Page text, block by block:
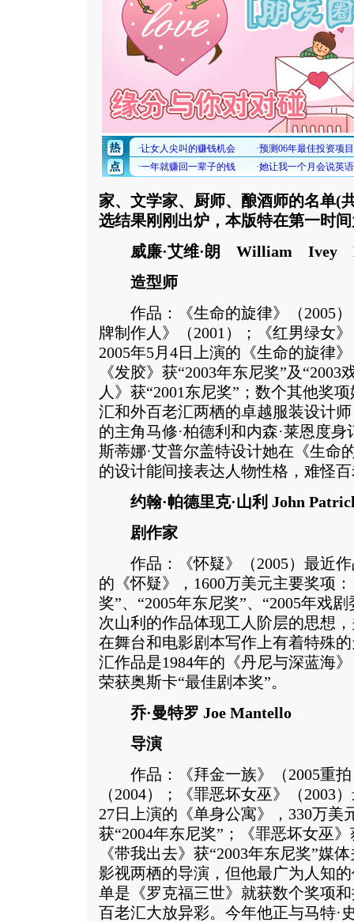
家、文学家、厨师、酿酒师的名单(
选结果刚刚出炉，本版特在第一时
威廉·艾维·朗 William Ivey
造型师
作品：《生命的旋律》（2005）
牌制作人》（2001）；《红男绿女
2005年5月4日上演的《生命的旋律
《发胶》获“2003年东尼奖”及
人》获“2001东尼奖”；数个其他奖
汇和外百老汇两栖的卓越服装设计
的主角马修·柏德利和内森·莱恩度
斯蒂娜·艾普尔盖特设计她在《生命
的设计能间接表达人物性格，难怪
约翰·帕德里克·山利 John
剧作家
作品：《怀疑》（2005）最近作
的《怀疑》，1600万美元主要奖项
奖”、“2005年东尼奖”、“2005年戏
次山利的作品体现工人阶层的思想
在舞台和电影剧本写作上有着特殊
汇作品是1984年的《丹尼与深蓝海
荣获奥斯卡“最佳剧本奖”。
乔·曼特罗 Joe Mantello
导演
作品：《拜金一族》（2005重拍
（2004）；《罪恶坏女巫》（2003
27日上演的《单身公寓》，330万美
获“2004年东尼奖”；《罪恶坏女巫
《带我出去》获“2003年东尼奖”媒
影视两栖的导演，但他最广为人知
单是《罗克福三世》就获数个奖项
百老汇大放异彩。今年他正与马特·